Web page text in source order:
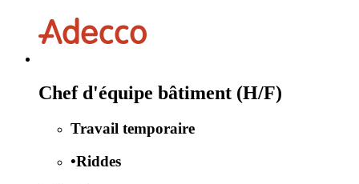
Chef d'équipe bâtiment (H/F)
Travail temporaire
•Riddes